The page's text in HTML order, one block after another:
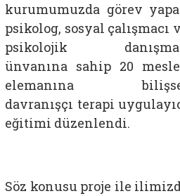
kurumumuzda görev
psikolog, sosyal çalışmacı
psikolojik
ünvanına sahip 20
elemanına
davranışçı terapi
eğitimi düzenlendi.
Söz konusu proje ile